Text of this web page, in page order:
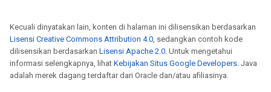
Kecuali dinyatakan lain, konten di halaman ini dilisensikan berdasarkan
Lisensi Creative Commons Attribution 4.0, sedangkan contoh kode
dilisensikan berdasarkan Lisensi Apache 2.0. Untuk mengetahui
informasi selengkapnya, lihat Kebijakan Situs Google Developers. Java
adalah merek dagang terdaftar dari Oracle dan/atau afiliasinya.